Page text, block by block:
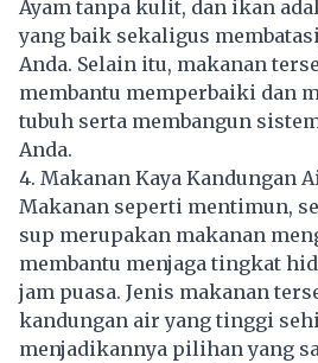
Ayam tanpa kulit, dan ikan
yang baik sekaligus
Anda. Selain itu, makanan
membantu memperbaiki dan
tubuh serta membangun
Anda.
4. Makanan Kaya Kandungan
Makanan seperti mentimun,
sup merupakan makanan
membantu menjaga tingkat
jam puasa. Jenis makanan
kandungan air yang tinggi
menjadikannya pilihan yang